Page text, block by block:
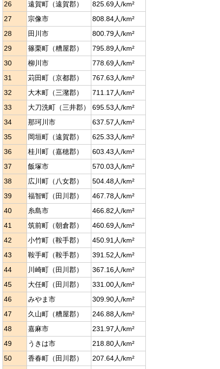
26
遠賀町（遠賀郡）
825.69人/km²
27
宗像市
808.84人/km²
28
田川市
800.79人/km²
29
篠栗町（糟屋郡）
795.89人/km²
30
柳川市
778.69人/km²
31
苅田町（京都郡）
767.63人/km²
32
大木町（三潴郡）
711.17人/km²
33
大刀洗町（三井郡）
695.53人/km²
34
那珂川市
637.57人/km²
35
岡垣町（遠賀郡）
625.33人/km²
36
桂川町（嘉穂郡）
603.43人/km²
37
飯塚市
570.03人/km²
38
広川町（八女郡）
504.48人/km²
39
福智町（田川郡）
467.78人/km²
40
糸島市
466.82人/km²
41
筑前町（朝倉郡）
460.69人/km²
42
小竹町（鞍手郡）
450.91人/km²
43
鞍手町（鞍手郡）
391.52人/km²
44
川崎町（田川郡）
367.16人/km²
45
大任町（田川郡）
331.00人/km²
46
みやま市
309.90人/km²
47
久山町（糟屋郡）
246.88人/km²
48
嘉麻市
231.97人/km²
49
うきは市
218.80人/km²
50
香春町（田川郡）
207.64人/km²